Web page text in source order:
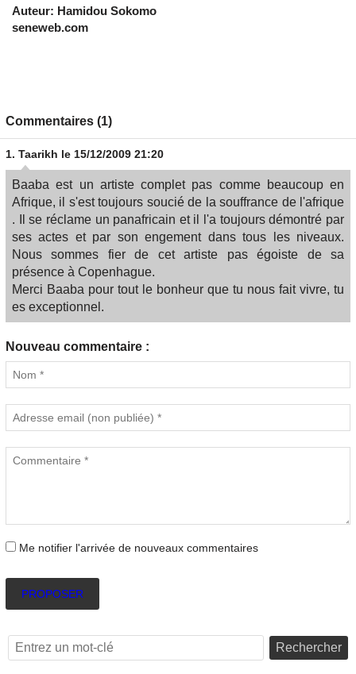
Auteur: Hamidou Sokomo
seneweb.com
Commentaires (1)
1. Taarikh le 15/12/2009 21:20
Baaba est un artiste complet pas comme beaucoup en
Afrique, il s'est toujours soucié de la souffrance de l'afrique
. Il se réclame un panafricain et il l'a toujours démontré par
ses actes et par son engement dans tous les niveaux.
Nous sommes fier de cet artiste pas égoiste de sa
présence à Copenhague.
Merci Baaba pour tout le bonheur que tu nous fait vivre, tu
es exceptionnel.
Nouveau commentaire :
Me notifier l'arrivée de nouveaux commentaires
PROPOSER
Rechercher